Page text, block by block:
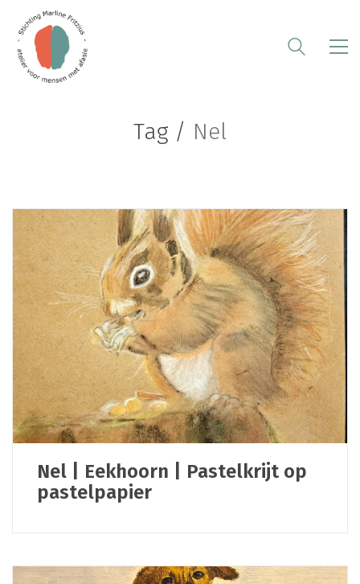
Tag / Nel
Nel | Eekhoorn | Pastelkrijt op
pastelpapier